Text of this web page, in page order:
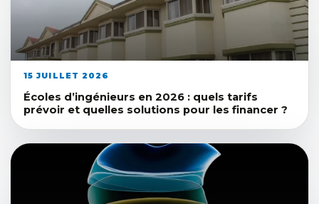
15 JUILLET 2026
Écoles d’ingénieurs en 2026 : quels tarifs
prévoir et quelles solutions pour les financer ?